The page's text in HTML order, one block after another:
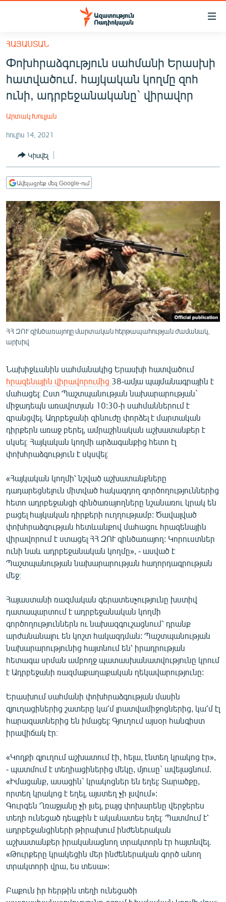
Մատչելիության
հիմնական
բովանդակությանը
Անցնել
հիմնական
մենյուին
ՀԱՅԱՍՏԱՆ
ՔԱՂԱՔԱԿԱՆ
ՏՆՏԵՍՈՒԹՅՈՒՆ
ՂԱՐԱԲԱՂ
ՏԱՐԱԾԱՇՐՋԱՆ
ՄԻՋԱԶԳԱՅԻՆ
ՄՇԱԿՈՒՅԹ
ՍՊՈՐՏ
ՄԵԿՆԱԲԱՆՈՒԹՅՈՒՆ
ՏՏ ԵՒ ԻՆՏԵՐՆԵՏ
ԱՐԽԻՎ
ԲԱՆԱՎԵՃ
ՁԳՏԵԼՈՎ ԼԱՎԱԳՈՒՅՆԻՆ
ՓՈԴՔԱՍԹ
Հայերեն
English
Русский
ՀԵՏԵՎԵՔ ՄԵԶ
«Ազատության» բոլոր կայքերը
ՀԱՅԱՍՏԱՆ
Փոխհրաձգություն սահմանի Երասխի
հատվածում․ հայկական կողմը զոհ
ունի, ադրբեջանականը` վիրավոր
Արտակ Խուլյան
հուլիս 14, 2021
Կիսվել
Ավելացրեք մեզ Google-ում
ՀՀ ԶՈՒ զինծառայողը մարտական հերթապահության ժամանակ,
արխիվ
Նախիջևանին սահմանակից Երասխի հատվածում
հրազենային վիրավորումից 38-ամյա պայմանագրային է
մահացել։ Ըստ Պաշտպանության նախարարության`
միջադեպն առավոտյան 10:30-ի սահմաններում է
գրանցվել. Ադրբեջանի զինուժը փորձել է մարտական
դիրքերն առաջ բերել, ամրաշինական աշխատանքեր է
սկսել։ Հայկական կողմի արձագանքից հետո էլ
փոխհրաձգություն է սկսվել։
«Հայկական կողմի՝ նշված աշխատանքները
դադարեցնելուն միտված հակազդող գործողություններից
հետո ադրբեջանցի զինծառայողները նշանառու կրակ են
բացել հայկական դիրքերի ուղղությամբ: Ծավալված
փոխհրաձգության հետևանքով մահացու հրազենային
վիրավորում է ստացել ՀՀ ԶՈՒ զինծառայող: Կորուստներ
ունի նաև ադրբեջանական կողմը», - ասված է
Պաշտպանության նախարարության հաղորդագրության
մեջ։
Հայաստանի ռազմական գերատեսչությունը խստիվ
դատապարտում է ադրբեջանական կողմի
գործողություններն ու նախազգուշացնում՝ դրանք
արժանանալու են կոշտ հակազդման: Պաշտպանության
նախարարությունից հայտնում են՝ իրադրության
հետագա սրման ամբողջ պատասխանատվությունը կրում
է Ադրբեջանի ռազմաքաղաքական ղեկավարությունը:
Երասխում սահմանի փոխհրաձգության մասին
գյուղացիներից շատերը կա՛մ լրատվամիջոցներից, կա՛մ էլ
հարազատներից են իմացել: Գյուղում այսօր հանգիստ
իրավիճակ էր։
«Կողքի գյուղում աշխատում էի, հելա, էնտեղ կրակոց էր»,
- պատմում է տեղիացիներից մեկը, մյուսը` ավելացնում.
«Իմացանք, ասացին` կրակոցներ են եղել: Տարածքը,
որտեղ կրակոց է եղել, այստեղ չի լսվում»:
Գուրգեն Ղռաջյանը չի լսել, բայց փոխարենը վերջերես
տեղի ունեցած դեպքին է ականատես եղել։ Պատմում է՝
ադրբեջանցիների թիրախում ինժեներական
աշխատանքեր իրականացնող տրակտորն էր հայտնվել.
«Թուրքերը կրակեցին մեր ինժեներական գործ անող
տրակտորի վրա, ես տեսա»:
Բաքուն իր հերթին տեղի ունեցածի